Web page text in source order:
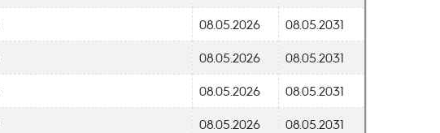
08.05.2026
08.05.2031
08.05.2026
08.05.2031
08.05.2026
08.05.2031
08.05.2026
08.05.2031